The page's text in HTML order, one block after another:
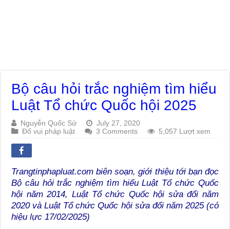
Bộ câu hỏi trắc nghiệm tìm hiểu
Luật Tổ chức Quốc hội 2025
Nguyễn Quốc Sử
July 27, 2020
Đố vui pháp luật
3 Comments 5,057 Lượt xem
Trangtinphapluat.com biên soạn, giới thiệu tới bạn đọc
Bộ câu hỏi trắc nghiệm tìm hiểu Luật Tổ chức Quốc
hội năm 2014, Luật Tổ chức Quốc hội sửa đổi năm
2020 và Luật Tổ chức Quốc hội sửa đổi năm 2025 (có
hiệu lực 17/02/2025)